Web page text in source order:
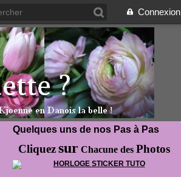
Connexion
Quelques uns de nos Pas à Pas
Cliquezsur Chacune des Photos